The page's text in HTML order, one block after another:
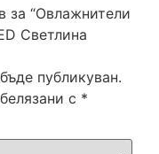
за “Овлажнители
Светлина
публикуван.
с *